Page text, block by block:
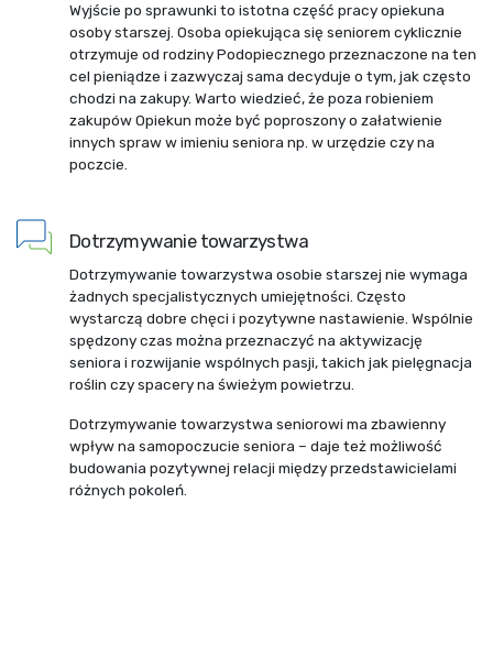
Wyjście po sprawunki to istotna część pracy opiekuna
osoby starszej. Osoba opiekująca się seniorem cyklicznie
otrzymuje od rodziny Podopiecznego przeznaczone na ten
cel pieniądze i zazwyczaj sama decyduje o tym, jak często
chodzi na zakupy. Warto wiedzieć, że poza robieniem
zakupów Opiekun może być poproszony o załatwienie
innych spraw w imieniu seniora np. w urzędzie czy na
poczcie.
Dotrzymywanie towarzystwa
Dotrzymywanie towarzystwa osobie starszej nie wymaga
żadnych specjalistycznych umiejętności. Często
wystarczą dobre chęci i pozytywne nastawienie. Wspólnie
spędzony czas można przeznaczyć na aktywizację
seniora i rozwijanie wspólnych pasji, takich jak pielęgnacja
roślin czy spacery na świeżym powietrzu.
Dotrzymywanie towarzystwa seniorowi ma zbawienny
wpływ na samopoczucie seniora – daje też możliwość
budowania pozytywnej relacji między przedstawicielami
różnych pokoleń.